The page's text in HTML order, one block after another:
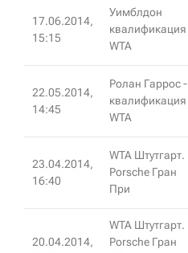
17.06.2014,
15:15
Уимблдон
квалификация
WTA
22.05.2014,
14:45
Ролан Гаррос -
квалификация
WTA
23.04.2014,
16:40
WTA Штутгарт.
Porsche Гран
При
20.04.2014,
WTA Штутгарт.
Porsche Гран